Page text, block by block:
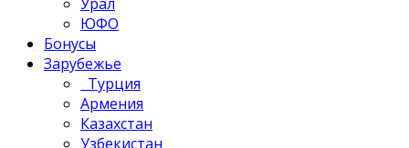
Урал
ЮФО
Бонусы
Зарубежье
Турция
Армения
Казахстан
Узбекистан